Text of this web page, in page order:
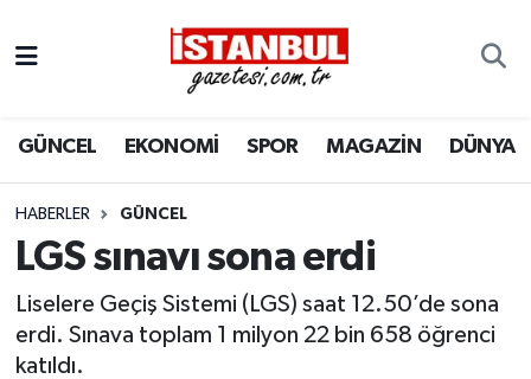
GÜNCEL EKONOMİ SPOR MAGAZİN DÜNYA
HABERLER GÜNCEL
LGS sınavı sona erdi
Liselere Geçiş Sistemi (LGS) saat 12.50’de sona
erdi. Sınava toplam 1 milyon 22 bin 658 öğrenci
katıldı.
EKONOMİ
İSTANBUL
DÜNYA
SPOR
Nöbetçi Eczaneler
Hava Durumu
Trafik Durumu
Süper Lig Puan Durumu ve Fikstür
Tüm Manşetler